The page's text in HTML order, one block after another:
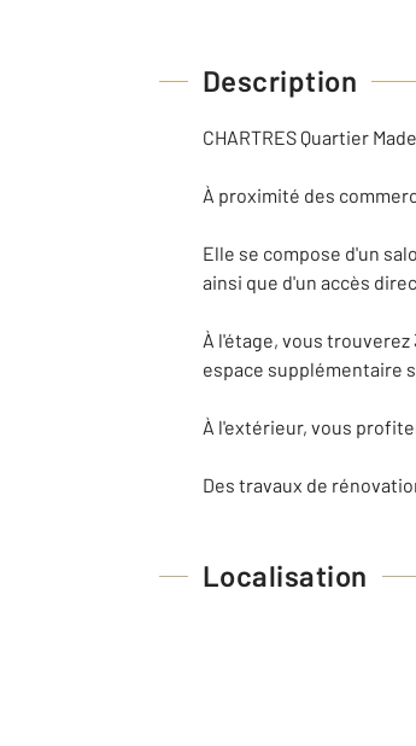
Description
CHARTRES Quartier
À proximité des
Elle se compose d'un
ainsi que d'un accès
À l'étage, vous
espace supplémentaire
À l'extérieur, vous
Des travaux de
Localisation